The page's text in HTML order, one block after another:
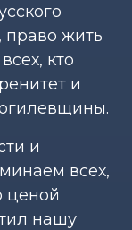
право жить
кто
и
и
всех,
ценой
нашу